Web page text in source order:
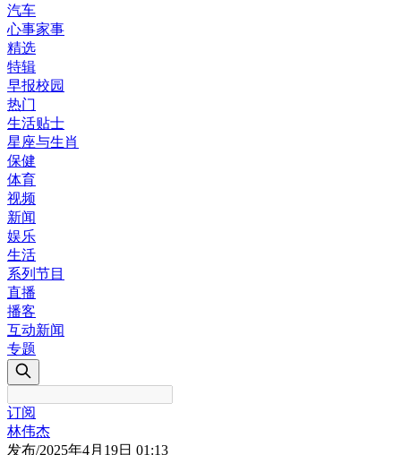
汽车
心事家事
精选
特辑
早报校园
热门
生活贴士
星座与生肖
保健
体育
视频
新闻
娱乐
生活
系列节目
直播
播客
互动新闻
专题
订阅
林伟杰
发布/2025年4月19日 01:13